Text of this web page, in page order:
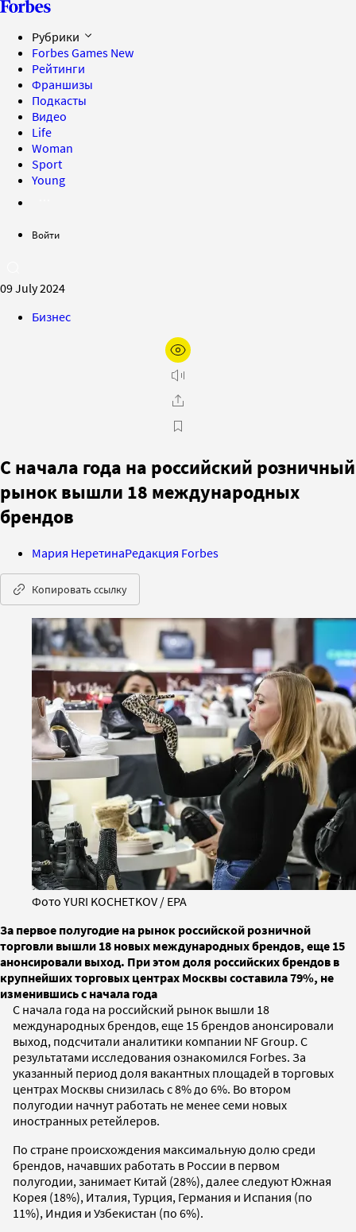
Рубрики
Forbes Games New
Рейтинги
Франшизы
Подкасты
Видео
Life
Woman
Sport
Young
Войти
09 July 2024
Бизнес
С начала года на российский розничный
рынок вышли 18 международных
брендов
Мария НеретинаРедакция Forbes
Копировать ссылку
Фото YURI KOCHETKOV / EPA
За первое полугодие на рынок российской розничной
торговли вышли 18 новых международных брендов, еще 15
анонсировали выход. При этом доля российских брендов в
крупнейших торговых центрах Москвы составила 79%, не
изменившись с начала года
С начала года на российский рынок вышли 18
международных брендов, еще 15 брендов анонсировали
выход, подсчитали аналитики компании NF Group. С
результатами исследования ознакомился Forbes. За
указанный период доля вакантных площадей в торговых
центрах Москвы снизилась с 8% до 6%. Во втором
полугодии начнут работать не менее семи новых
иностранных ретейлеров.
По стране происхождения максимальную долю среди
брендов, начавших работать в России в первом
полугодии, занимает Китай (28%), далее следуют Южная
Корея (18%), Италия, Турция, Германия и Испания (по
11%), Индия и Узбекистан (по 6%).